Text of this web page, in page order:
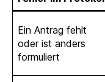
Ein Antrag fehlt
oder ist anders
formuliert